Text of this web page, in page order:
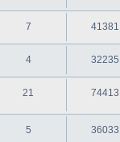
7 41381
4 32235
21 74413
5 36033